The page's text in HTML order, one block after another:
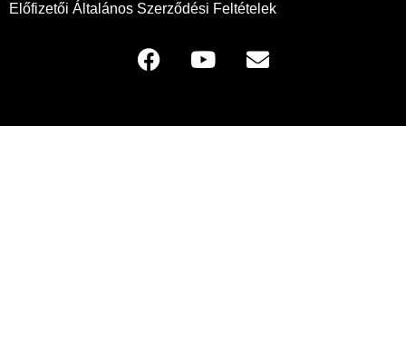
Előfizetői Általános Szerződési Feltételek